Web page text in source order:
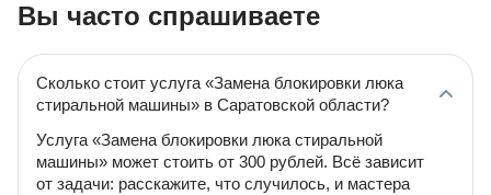
Вы часто спрашиваете
Сколько стоит услуга «Замена блокировки люка
стиральной машины» в Саратовской области?
Услуга «Замена блокировки люка стиральной
машины» может стоить от 300 рублей. Всё зависит
от задачи: расскажите, что случилось, и мастера